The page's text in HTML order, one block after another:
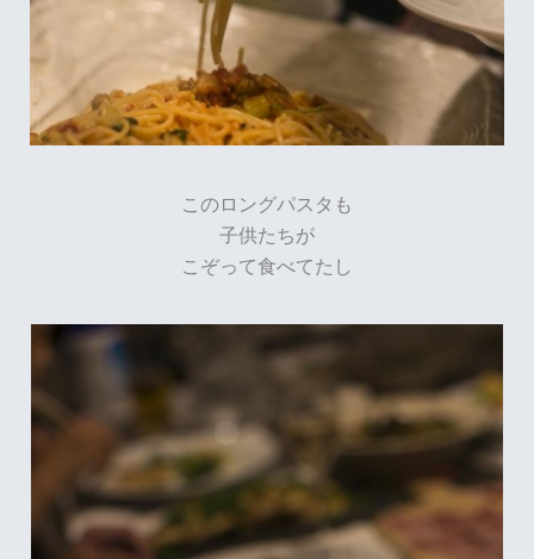
このロングパスタも
子供たちが
こぞって食べてたし